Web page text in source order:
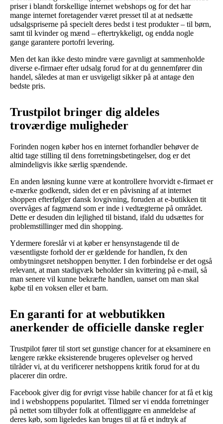
priser i blandt forskellige internet webshops og for det har
mange internet foretagender været presset til at at nedsætte
udsalgspriserne på specielt deres bedst i test produkter – til børn,
samt til kvinder og mænd – eftertrykkeligt, og endda nogle
gange garantere portofri levering.
Men det kan ikke desto mindre være gavnligt at sammenholde
diverse e-firmaer efter udsalg forud for at du gennemfører din
handel, således at man er usvigeligt sikker på at antage den
bedste pris.
Trustpilot bringer dig aldeles
troværdige muligheder
Forinden nogen køber hos en internet forhandler behøver de
altid tage stilling til dens forretningsbetingelser, dog er det
almindeligvis ikke særlig spændende.
En anden løsning kunne være at kontrollere hvorvidt e-firmaet er
e-mærke godkendt, siden det er en påvisning af at internet
shoppen efterfølger dansk lovgivning, foruden at e-butikken tit
overvåges af fagmænd som er inde i vedtægterne på området.
Dette er desuden din lejlighed til bistand, ifald du udsættes for
problemstillinger med din shopping.
Ydermere foreslår vi at køber er hensynstagende til de
væsentligste forhold der er gældende for handlen, fx den
ombytningsret netshoppen benytter. I den forbindelse er det også
relevant, at man stadigvæk beholder sin kvittering på e-mail, så
man senere vil kunne bekræfte handlen, uanset om man skal
købe til en voksen eller et barn.
En garanti for at webbutikken
anerkender de officielle danske regler
Trustpilot fører til stort set gunstige chancer for at eksaminere en
længere række eksisterende brugeres oplevelser og herved
tilråder vi, at du verificerer netshoppens kritik forud for at du
placerer din ordre.
Facebook giver dig for øvrigt visse habile chancer for at få et kig
ind i webshoppens popularitet. Tilmed ser vi endda forretninger
på nettet som tilbyder folk at offentliggøre en anmeldelse af
deres køb, som ligeledes kan bruges til at få et indtryk af